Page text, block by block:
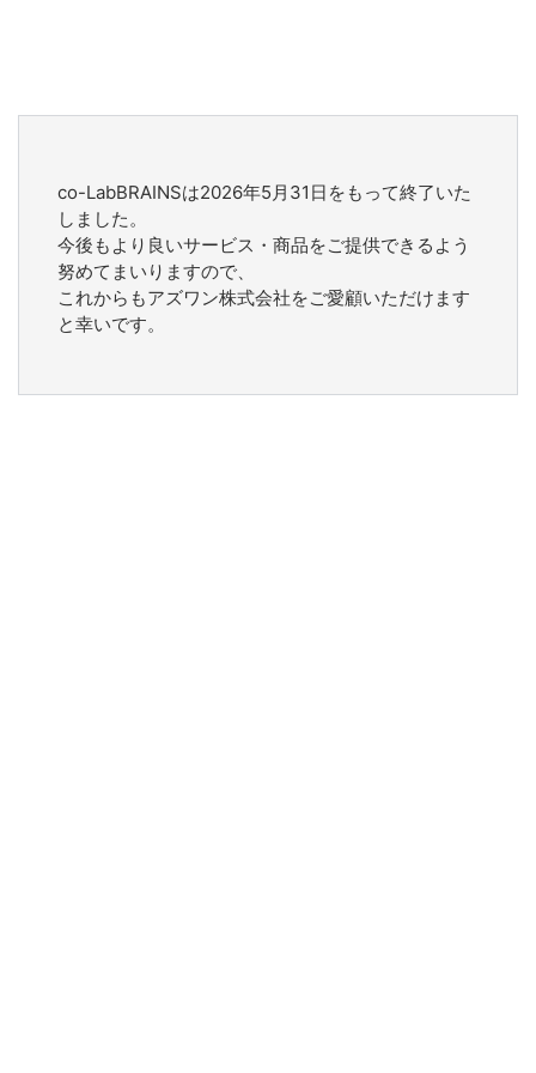
co-LabBRAINSは2026年5月31日をもって終了いた
しました。
今後もより良いサービス・商品をご提供できるよう
努めてまいりますので、
これからもアズワン株式会社をご愛顧いただけます
と幸いです。